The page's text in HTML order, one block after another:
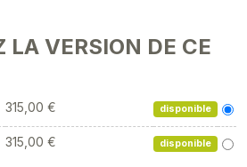
LA VERSION DE CE
315,00 € disponible
315,00 € disponible